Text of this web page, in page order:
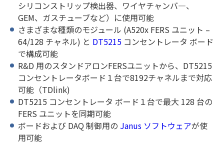
シリコンストリップ検出器、ワイヤチャンバ―、
GEM、ガスチューブなど）に使用可能
さまざまな種類のモジュール (A520x FERS ユニット –
64/128 チャネル) と DT5215 コンセントレータ ボード
で構成可能
R&D 用のスタンドアロンFERSユニットから、DT5215
コンセントレータボード１台で8192チャネルまで対応
可能（TDlink)
DT5215 コンセントレータ ボード１台で最大 128 台の
FERS ユニットを同期可能
ボードおよび DAQ 制御用の Janus ソフトウェアが使
用可能